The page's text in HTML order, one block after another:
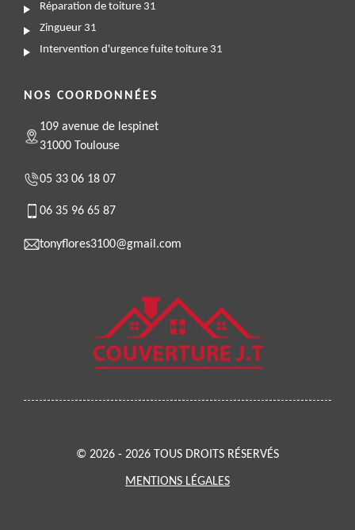
Réparation de toiture 31
Zingueur 31
Intervention d'urgence fuite toiture 31
NOS COORDONNÉES
109 avenue de lespinet
31000 Toulouse
05 33 06 18 07
06 35 96 65 87
tonyflores3100@gmail.com
© 2026 - 2026 TOUS DROITS RÉSERVÉS
MENTIONS LÉGALES